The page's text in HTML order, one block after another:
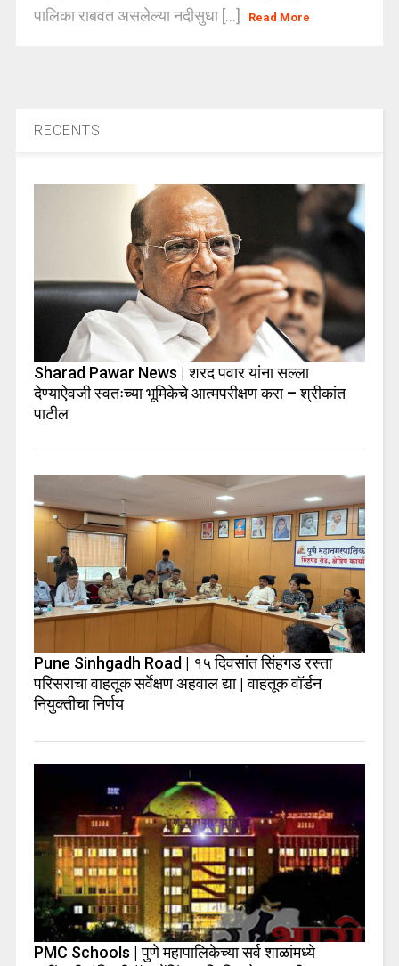
पालिका राबवत असलेल्या नदीसुधा [...]
Read More
RECENTS
Sharad Pawar News | शरद पवार यांना सल्ला
देण्याऐवजी स्वतःच्या भूमिकेचे आत्मपरीक्षण करा – श्रीकांत
पाटील
Pune Sinhgadh Road | १५ दिवसांत सिंहगड रस्ता
परिसराचा वाहतूक सर्वेक्षण अहवाल द्या | वाहतूक वॉर्डन
नियुक्तीचा निर्णय
PMC Schools | पुणे महापालिकेच्या सर्व शाळांमध्ये